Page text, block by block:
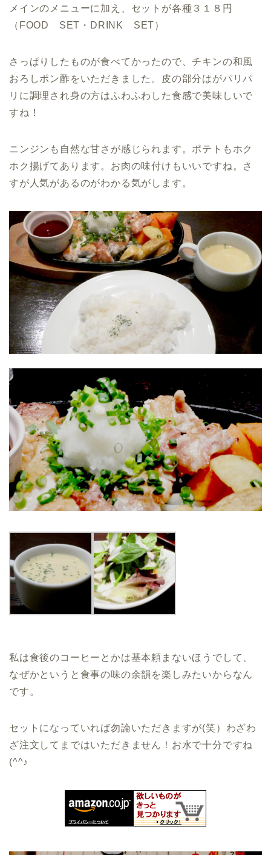
メインのメニューに加え、セットが各種３１８円
（FOOD SET・DRINK SET）
さっぱりしたものが食べてかったので、チキンの和風
おろしポン酢をいただきました。皮の部分はがパリパ
リに調理され身の方はふわふわした食感で美味しいで
すね！
ニンジンも自然な甘さが感じられます。ポテトもホク
ホク揚げてあります。お肉の味付けもいいですね。さ
すが人気があるのがわかる気がします。
私は食後のコーヒーとかは基本頼まないほうでして、
なぜかというと食事の味の余韻を楽しみたいからなん
です。
セットになっていれば勿論いただきますが(笑）わざわ
ざ注文してまではいただきません！お水で十分ですね
(^^♪